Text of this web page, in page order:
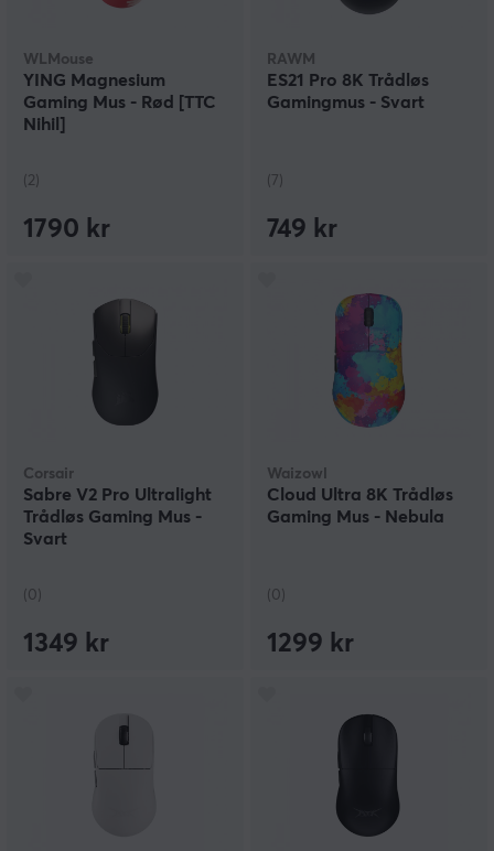
WLMouse
YING Magnesium
Gaming Mus - Rød [TTC
Nihil]
(2)
1790 kr
RAWM
ES21 Pro 8K Trådløs
Gamingmus - Svart
(7)
749 kr
Corsair
Sabre V2 Pro Ultralight
Trådløs Gaming Mus -
Svart
(0)
1349 kr
Waizowl
Cloud Ultra 8K Trådløs
Gaming Mus - Nebula
(0)
1299 kr